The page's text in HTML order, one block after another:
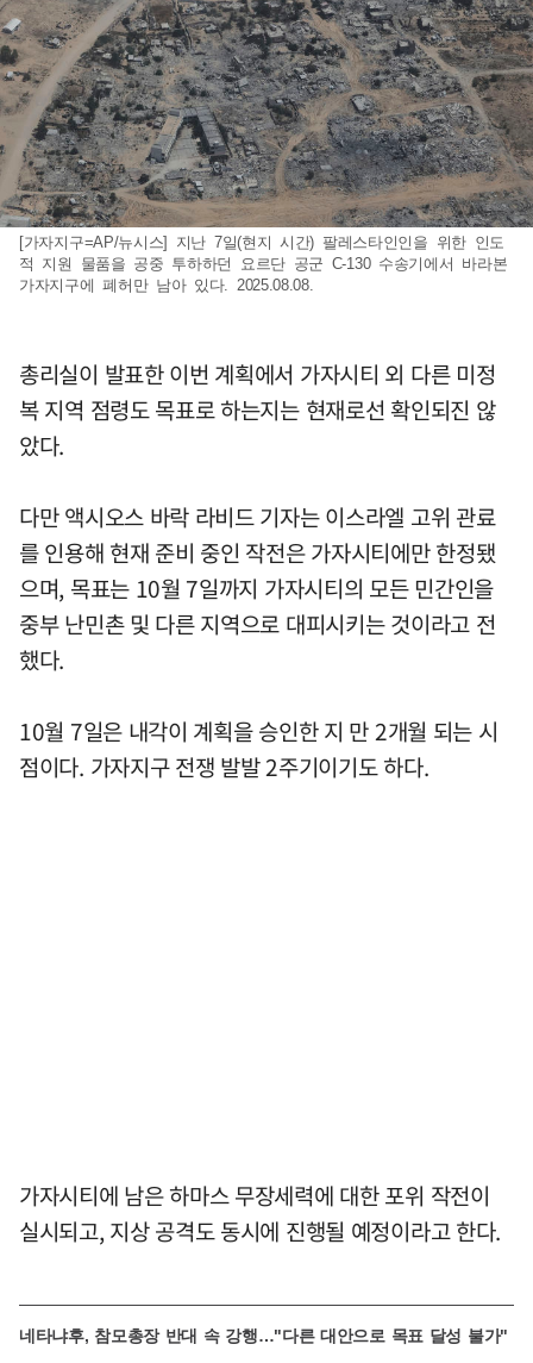
[가자지구=AP/뉴시스] 지난 7일(현지 시간) 팔레스타인인을 위한 인도
적 지원 물품을 공중 투하하던 요르단 공군 C-130 수송기에서 바라본
가자지구에 폐허만 남아 있다. 2025.08.08.
총리실이 발표한 이번 계획에서 가자시티 외 다른 미정
복 지역 점령도 목표로 하는지는 현재로선 확인되진 않
았다.
다만 액시오스 바락 라비드 기자는 이스라엘 고위 관료
를 인용해 현재 준비 중인 작전은 가자시티에만 한정됐
으며, 목표는 10월 7일까지 가자시티의 모든 민간인을
중부 난민촌 및 다른 지역으로 대피시키는 것이라고 전
했다.
10월 7일은 내각이 계획을 승인한 지 만 2개월 되는 시
점이다. 가자지구 전쟁 발발 2주기이기도 하다.
가자시티에 남은 하마스 무장세력에 대한 포위 작전이
실시되고, 지상 공격도 동시에 진행될 예정이라고 한다.
네타냐후, 참모총장 반대 속 강행…"다른 대안으로 목표 달성 불가"